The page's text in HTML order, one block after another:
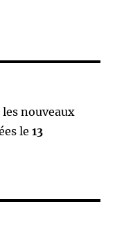
nouveaux
le 13